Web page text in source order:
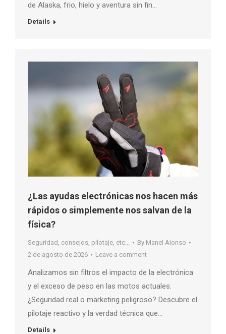
de Alaska, frio, hielo y aventura sin fin…
Details
¿Las ayudas electrónicas nos hacen más
rápidos o simplemente nos salvan de la
física?
Seguridad, consejos, pilotaje, etc... By Manel Alonso
2 de agosto de 2026
Leave a comment
Analizamos sin filtros el impacto de la electrónica
y el exceso de peso en las motos actuales.
¿Seguridad real o marketing peligroso? Descubre el
pilotaje reactivo y la verdad técnica que…
Details